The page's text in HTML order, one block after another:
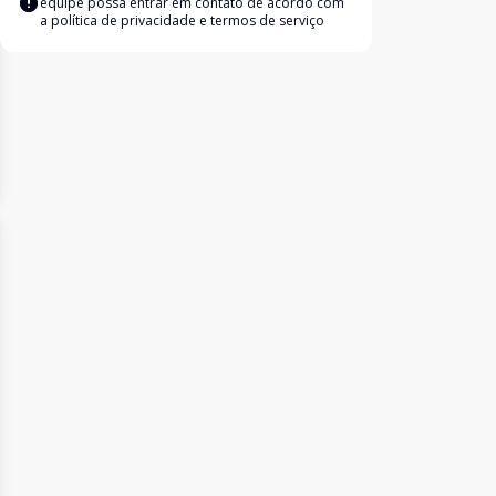
a política de privacidade e termos de serviço